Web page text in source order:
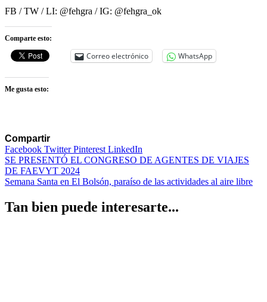
FB / TW / LI: @fehgra / IG: @fehgra_ok
Comparte esto:
Correo electrónico WhatsApp
Me gusta esto:
Compartir
Facebook TwitterPinterest LinkedIn
Navegación
de
SE PRESENTÓ EL CONGRESO DE AGENTES DE VIAJES
DE FAEVYT 2024
Semana Santa en El Bolsón, paraíso de las actividades al aire libre
Tan bien puede interesarte...